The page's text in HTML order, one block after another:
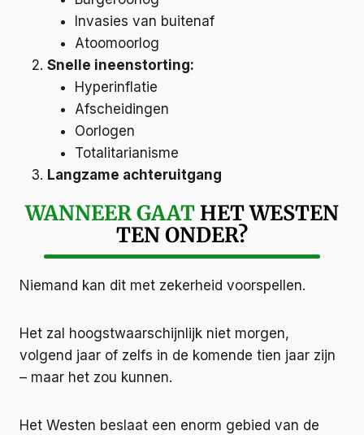
Invasies van buitenaf
Atoomoorlog
Snelle ineenstorting:
Hyperinflatie
Afscheidingen
Oorlogen
Totalitarianisme
Langzame achteruitgang
WANNEER GAAT HET WESTEN
TEN ONDER?
Niemand kan dit met zekerheid voorspellen.
Het zal hoogstwaarschijnlijk niet morgen,
volgend jaar of zelfs in de komende tien jaar zijn
– maar het zou kunnen.
Het Westen beslaat een enorm gebied van de